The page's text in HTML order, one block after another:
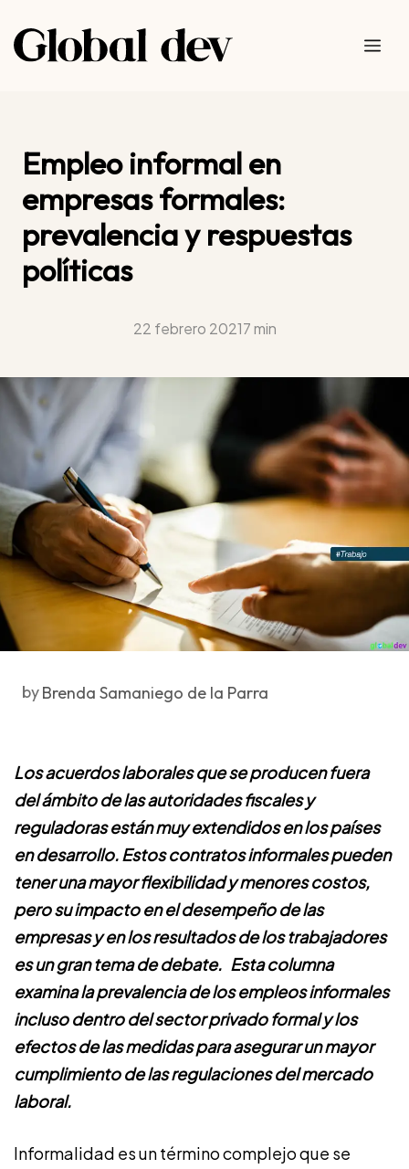
contenido
Empleo informal en
empresas formales:
prevalencia y respuestas
políticas
22 febrero 20217 min
byBrenda Samaniego de la Parra
Los acuerdos laborales que se producen fuera
del ámbito de las autoridades fiscales y
reguladoras están muy extendidos en los países
en desarrollo. Estos contratos informales pueden
tener una mayor flexibilidad y menores costos,
pero su impacto en el desempeño de las
empresas y en los resultados de los trabajadores
es un gran tema de debate. Esta columna
examina la prevalencia de los empleos informales
incluso dentro del sector privado formal y los
efectos de las medidas para asegurar un mayor
cumplimiento de las regulaciones del mercado
laboral.
Informalidad es un término complejo que se